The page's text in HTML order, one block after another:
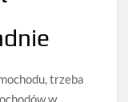
trzeba
w